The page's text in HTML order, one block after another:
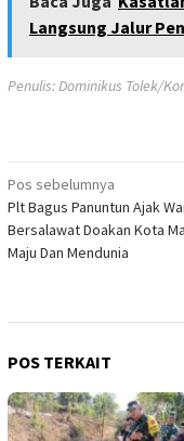
Langsung Jalur
Penulis: Dominikus Tolek/
Navigasi
pos
Pos sebelumnya
Plt Bagus Panuntun Ajak
Bersalawat Doakan Kota
Maju Dan Mendunia
POS TERKAIT